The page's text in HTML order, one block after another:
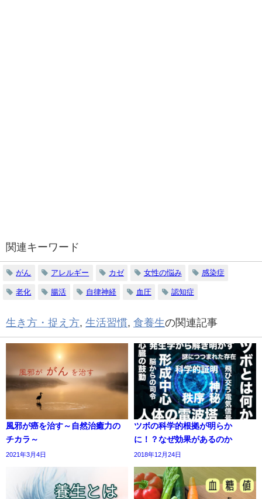
関連キーワード
がん アレルギー カゼ 女性の悩み 感染症
老化 腸活 自律神経 血圧 認知症
生き方・捉え方, 生活習慣, 食養生の関連記事
風邪が癌を治す～自然治癒力の
チカラ～
2021年3月4日
ツボの科学的根拠が明らか
に！？なぜ効果があるのか
2018年12月24日